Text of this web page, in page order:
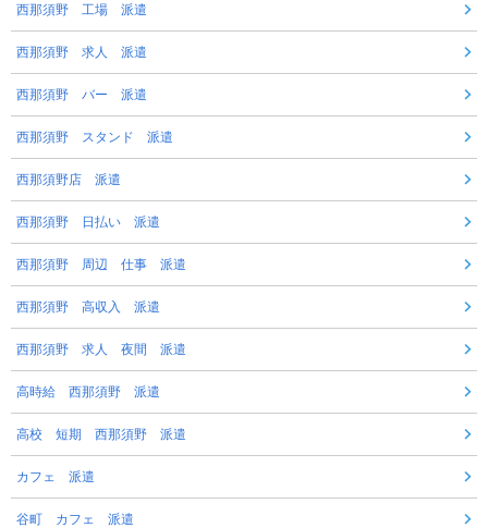
西那須野 工場 派遣
西那須野 求人 派遣
西那須野 バー 派遣
西那須野 スタンド 派遣
西那須野店 派遣
西那須野 日払い 派遣
西那須野 周辺 仕事 派遣
西那須野 高収入 派遣
西那須野 求人 夜間 派遣
高時給 西那須野 派遣
高校 短期 西那須野 派遣
カフェ 派遣
谷町 カフェ 派遣